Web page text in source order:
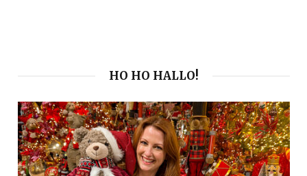
HO HO HALLO!